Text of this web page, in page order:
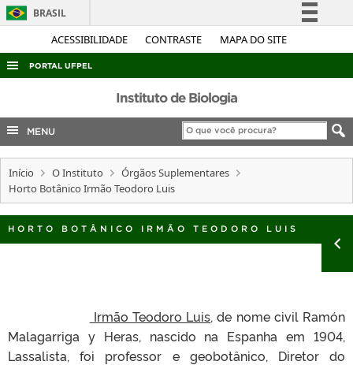
ACESSIBILIDADE CONTRASTE MAPA DO SITE
BRASIL
Simplifique!
Acesso à informação
Legislação
Canais
PORTAL UFPEL
ACESSO À INFORMAÇÃO
AUDITORIA
COBALTO
CONCURSOS
INTERNACIONAL
Instituto de Biologia
MENU
Início O Instituto
Órgãos Suplementares
Horto Botânico Irmão Teodoro Luis
HORTO BOTÂNICO IRMÃO TEODORO LUIS
Irmão Teodoro Luis, de nome civil Ramón
Malagarriga y Heras, nascido na Espanha em 1904,
Lassalista, foi professor e geobotânico, Diretor do